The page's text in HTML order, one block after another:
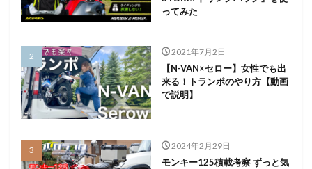
ってみた
2021年7月2日
【N-VAN×セロー】女性でも出
来る！トランポのやり方【動画
で説明】
2024年2月29日
モンキー125積載考察 ずっと気